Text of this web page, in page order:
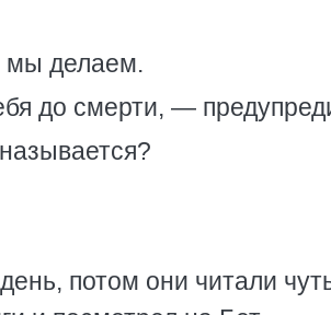
мы делаем.
до смерти, —
потом они читали